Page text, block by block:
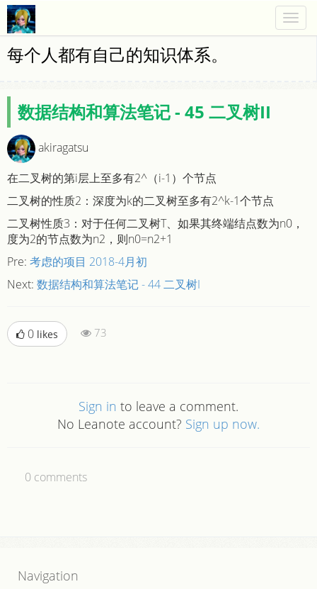
每个人都有自己的知识体系。
数据结构和算法笔记 - 45 二叉树II
akiragatsu
在二叉树的第i层上至多有2^（i-1）个节点
二叉树的性质2：深度为k的二叉树至多有2^k-1个节点
二叉树性质3：对于任何二叉树T、如果其终端结点数为n0，
度为2的节点数为n2，则n0=n2+1
Pre: 考虑的项目 2018-4月初
Next: 数据结构和算法笔记 - 44 二叉树I
0 likes 73
Sign in to leave a comment.
No Leanote account? Sign up now.
0 comments
Navigation